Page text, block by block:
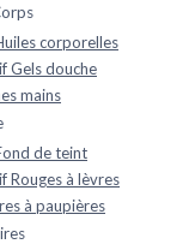
corporelles
Gels douche
mains
de teint
Rouges à lèvres
à paupières